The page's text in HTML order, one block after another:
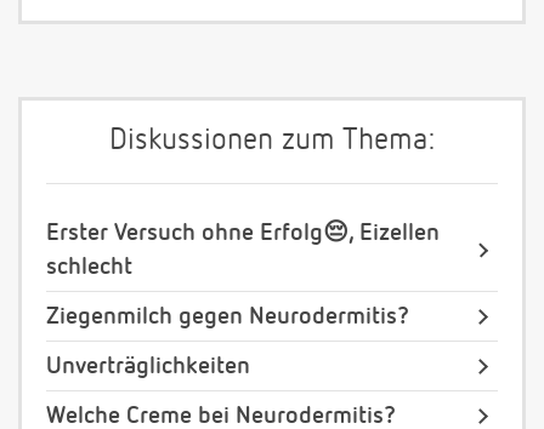
Diskussionen zum Thema:
Erster Versuch ohne Erfolg😔, Eizellen
schlecht
Ziegenmilch gegen Neurodermitis?
Unverträglichkeiten
Welche Creme bei Neurodermitis?